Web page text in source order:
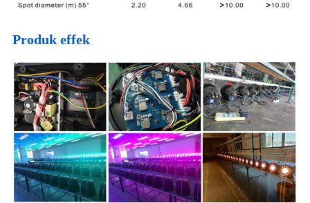
Produk effek